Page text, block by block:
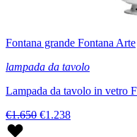
Fontana grande Fontana Arte
lampada da tavolo
Lampada da tavolo in vetro
€1.650 €1.238